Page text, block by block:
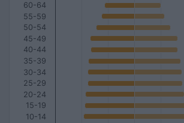
10-14
15-19
20-24
25-29
30-34
35-39
40-44
45-49
50-54
55-59
60-64